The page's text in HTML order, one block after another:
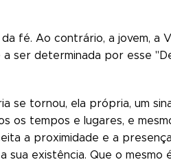
fé. Ao contrário, a jovem, a
ser determinada por esse
se tornou, ela própria, um
os tempos e lugares, e
a proximidade e a
sua existência. Que o